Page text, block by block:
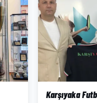
Karşıyaka